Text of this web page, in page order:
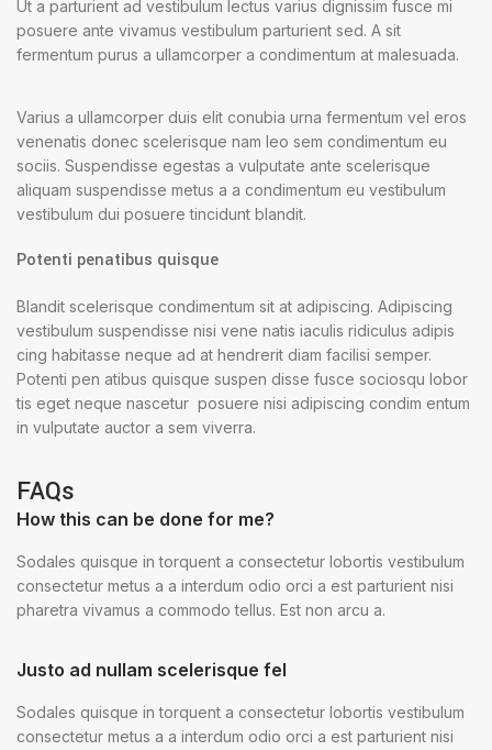
Ut a parturient ad vestibulum lectus varius dignissim fusce mi
posuere ante vivamus vestibulum parturient sed. A sit
fermentum purus a ullamcorper a condimentum at malesuada.
Varius a ullamcorper duis elit conubia urna fermentum vel eros
venenatis donec scelerisque nam leo sem condimentum eu
sociis. Suspendisse egestas a vulputate ante scelerisque
aliquam suspendisse metus a a condimentum eu vestibulum
vestibulum dui posuere tincidunt blandit.
Potenti penatibus quisque
Blandit scelerisque condimentum sit at adipiscing. Adipiscing
vestibulum suspendisse nisi vene natis iaculis ridiculus adipis
cing habitasse neque ad at hendrerit diam facilisi semper.
Potenti pen atibus quisque suspen disse fusce sociosqu lobor
tis eget neque nascetur posuere nisi adipiscing condim entum
in vulputate auctor a sem viverra.
FAQs
How this can be done for me?
Sodales quisque in torquent a consectetur lobortis vestibulum
consectetur metus a a interdum odio orci a est parturient nisi
pharetra vivamus a commodo tellus. Est non arcu a.
Justo ad nullam scelerisque fel
Sodales quisque in torquent a consectetur lobortis vestibulum
consectetur metus a a interdum odio orci a est parturient nisi